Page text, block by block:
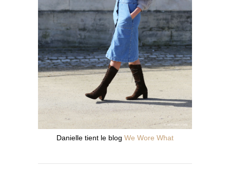
Danielle tient le blog We Wore What